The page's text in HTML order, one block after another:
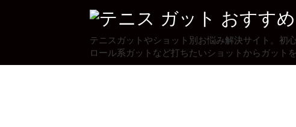
テニスガットやショット別お悩み解決サイト。初
ロール系ガットなど打ちたいショットからガット